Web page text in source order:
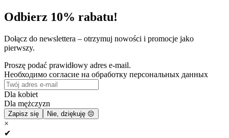
Odbierz 10% rabatu!
Dołącz do newslettera – otrzymuj nowości i promocje jako
pierwszy.
Proszę podać prawidłowy adres e-mail.
Необходимо согласие на обработку персональных данных
Dla kobiet
Dla mężczyzn
Zapisz się Nie, dziękuję 😔
×
✔